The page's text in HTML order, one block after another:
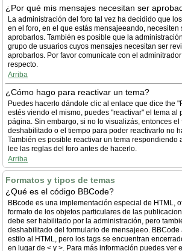
¿Por qué mis mensajes necesitan ser
La administración del foro tal vez ha decidido que
en el foro, en el que estás mensajeeando, necesiten
aprobarlos. También es posible que la
grupo de usuarios cuyos mensajes necesitan ser
aprobarlos. Por favor comunícate con el
respecto.
Arriba
¿Cómo hago para reactivar un tema?
Puedes hacerlo dándole clic al enlace que dice the
estés viendo el mismo, puedes "reactivar" el tema al
página. Sin embargo, si no lo visualizás, entonces
deshabilitado o el tiempo para poder reactivarlo no
También es posible reactivar un tema respondiendo
lee las reglas del foro antes de hacerlo.
Arriba
Formatos y tipos de temas
¿Qué es el código BBCode?
BBcode es una implementación especial de HTML,
formato de los objetos particulares de las
debe ser habilitado por la administración, pero
deshabilitado del formulario de mensajeeo. BBCode
estilo al HTML, pero los tags se encuentran
en lugar de < y >. Para más información puedes ver